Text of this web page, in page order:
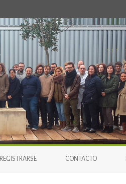
REGISTRARSE CONTACTO